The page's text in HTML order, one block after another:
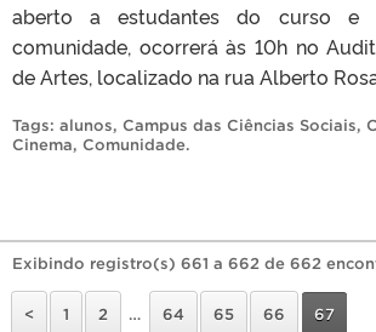
aberto a estudantes do curso e
comunidade, ocorrerá às 10h no
de Artes, localizado na rua Alberto
Tags: alunos, Campus das Ciências Sociais,
Cinema, Comunidade.
Exibindo registro(s) 661 a 662 de 662
< 1 2 … 64 65 66 67